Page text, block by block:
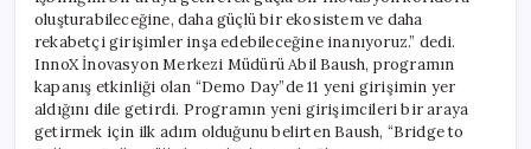
oluşturabileceğine, daha güçlü bir ekosistem ve daha
rekabetçi girişimler inşa edebileceğine inanıyoruz.” dedi.
InnoX İnovasyon Merkezi Müdürü Abil Baush, programın
kapanış etkinliği olan “Demo Day”de 11 yeni girişimin yer
aldığını dile getirdi. Programın yeni girişimcileri bir araya
getirmek için ilk adım olduğunu belirten Baush, “Bridge to